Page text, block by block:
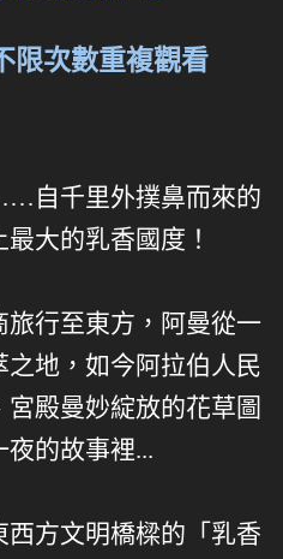
限次數重複觀看
自千里外撲鼻而來的
大的乳香國度！
行至東方，阿曼從一
之地，如今阿拉伯人民
殿曼妙綻放的花草圖
的故事裡...
方文明橋樑的「乳香